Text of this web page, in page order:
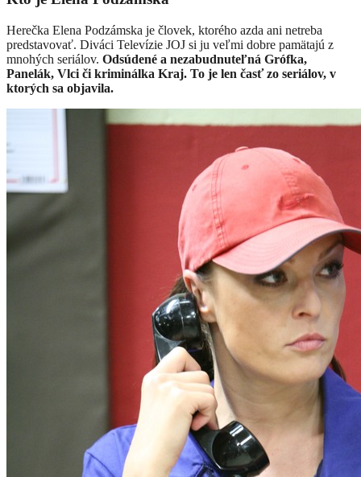
Herečka Elena Podzámska je človek, ktorého azda ani netreba
predstavovať. Diváci Televízie JOJ si ju veľmi dobre pamätajú z
mnohých seriálov. Odsúdené a nezabudnuteľná Grófka,
Panelák, Vlci či kriminálka Kraj. To je len časť zo seriálov, v
ktorých sa objavila.